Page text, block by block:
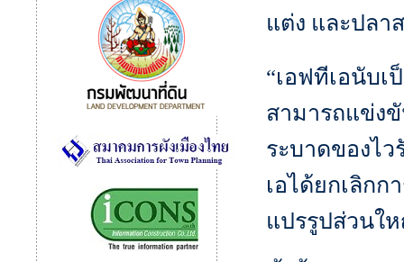
แต่ง และปลา
“เอฟทีเอนับ
สามารถแข่ง
ระบาดของไว
เอได้ยกเลิก
แปรรูปส่วนใ